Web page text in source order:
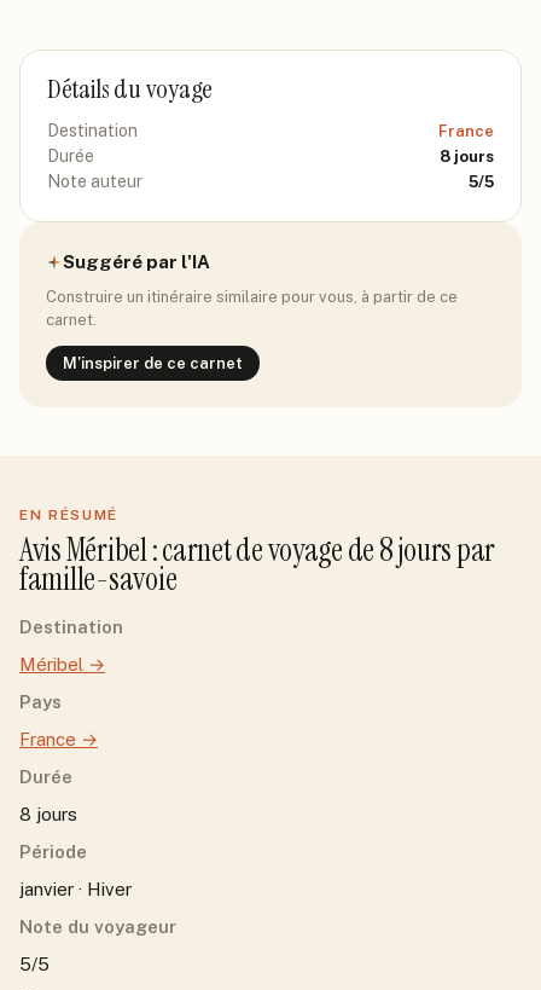
Détails du voyage
Destination France
Durée 8 jours
Note auteur 5/5
Suggéré par l'IA
Construire un itinéraire similaire pour vous, à partir de ce
carnet.
M'inspirer de ce carnet
EN RÉSUMÉ
AvisMéribel: carnet de voyage de8jourspar
famille-savoie
Destination
Méribel →
Pays
France →
Durée
8 jours
Période
janvier · Hiver
Note du voyageur
5/5